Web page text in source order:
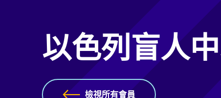
以色列盲人
檢視所有會員